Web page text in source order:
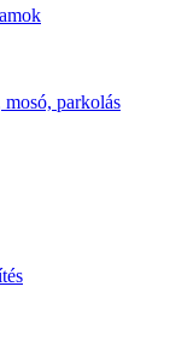
parkolás